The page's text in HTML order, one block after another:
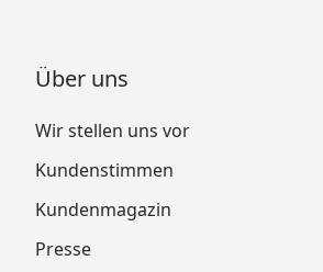
Über uns
Wir stellen uns vor
Kundenstimmen
Kundenmagazin
Presse